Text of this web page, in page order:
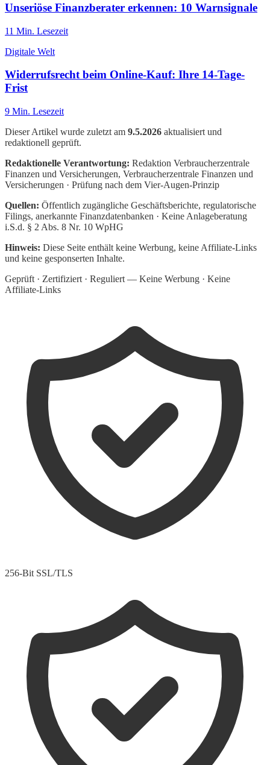
Unseriöse Finanzberater erkennen: 10 Warnsignale
11 Min. Lesezeit
Digitale Welt
Widerrufsrecht beim Online-Kauf: Ihre 14-Tage-
Frist
9 Min. Lesezeit
Dieser Artikel wurde zuletzt am 9.5.2026 aktualisiert und
redaktionell geprüft.
Redaktionelle Verantwortung: Redaktion Verbraucherzentrale
Finanzen und Versicherungen, Verbraucherzentrale Finanzen und
Versicherungen · Prüfung nach dem Vier-Augen-Prinzip
Quellen: Öffentlich zugängliche Geschäftsberichte, regulatorische
Filings, anerkannte Finanzdatenbanken · Keine Anlageberatung
i.S.d. § 2 Abs. 8 Nr. 10 WpHG
Hinweis: Diese Seite enthält keine Werbung, keine Affiliate-Links
und keine gesponserten Inhalte.
Geprüft · Zertifiziert · Reguliert — Keine Werbung · Keine
Affiliate-Links
256-Bit SSL/TLS